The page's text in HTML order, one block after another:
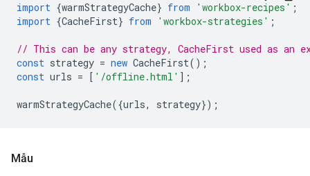
import {warmStrategyCache} from 'workbox-recipes' ;
import {CacheFirst} from 'workbox-strategies' ;
// This can be any strategy, CacheFirst used as an
const strategy = new CacheFirst();
const urls = [ '/offline.html' ];
warmStrategyCache({urls, strategy});
Mẫu